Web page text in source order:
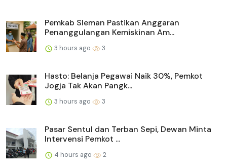
Pemkab Sleman Pastikan Anggaran
Penanggulangan Kemiskinan Am...
3 hours ago 3
Hasto: Belanja Pegawai Naik 30%, Pemkot
Jogja Tak Akan Pangk...
3 hours ago 3
Pasar Sentul dan Terban Sepi, Dewan Minta
Intervensi Pemkot ...
4 hours ago 2